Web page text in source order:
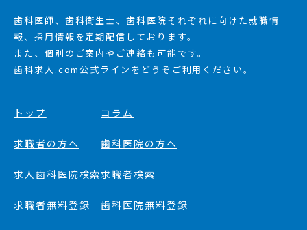
歯科医師、歯科衛生士、歯科医院それぞれに向けた就職情
報、採用情報を定期配信しております。
また、個別のご案内やご連絡も可能です。
歯科求人.com公式ラインをどうぞご利用ください。
トップ
求職者の方へ
求人歯科医院検索
求職者無料登録
コラム
歯科医院の方へ
求職者検索
歯科医院無料登録